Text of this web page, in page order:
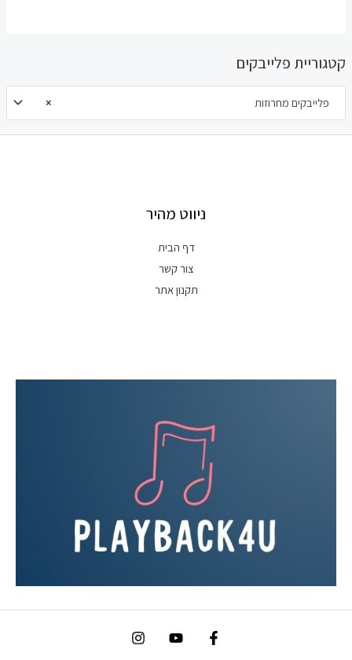
קטגוריית פלייבקים
× פלייבקים מחרוזות
ניווט מהיר
דף הבית
צור קשר
תקנון אתר